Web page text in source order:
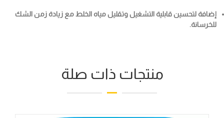
إضافة لتحسين قابلية التشغيل وتقليل مياه الخلط مع زيادة زمن الشك
للخرسانة.
منتجات ذات صلة